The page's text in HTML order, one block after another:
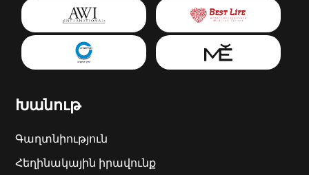
Խանութ
Գաղտնիություն
Հեղինակային իրավունք